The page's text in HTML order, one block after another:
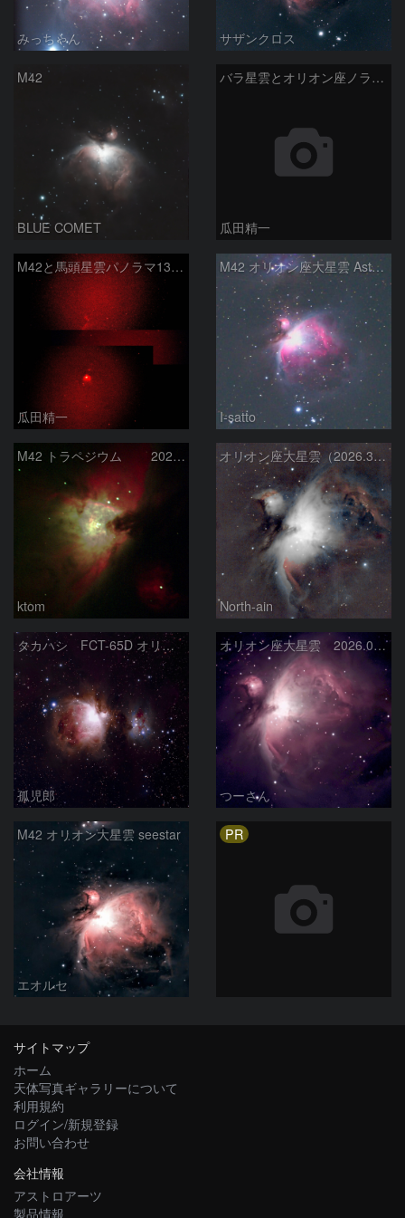
みっちゃん サザンクロス
M42
BLUE COMET
バラ星雲とオリオン座ノラマ50mm
瓜田精一
M42と馬頭星雲パノラマ135mm
瓜田精一
M42 オリオン座大星雲 AstroTracer Type3の威力
I-satto
M42 トラペジウム 2026-3-14
ktom
オリオン座大星雲（2026.3.15）
North-ain
タカハシ FCT-65D オリオン大星雲
孤児郎
オリオン座大星雲 2026.01.13
つーさん
M42 オリオン大星雲 seestar
エオルセ
PR
サイトマップ
ホーム
天体写真ギャラリーについて
利用規約
ログイン/新規登録
お問い合わせ
会社情報
アストロアーツ
製品情報